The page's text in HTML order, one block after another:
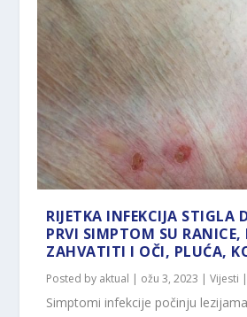
RIJETKA INFEKCIJA STIGLA
PRVI SIMPTOM SU RANICE,
ZAHVATITI I OČI, PLUĆA,
Posted by aktual | ožu 3, 2023 |Vijesti
Simptomi infekcije počinju